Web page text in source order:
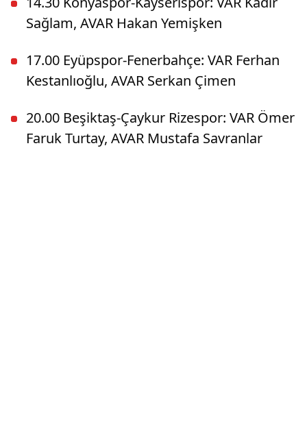
Sağlam, AVAR Hakan Yemişken
17.00 Eyüpspor-Fenerbahçe: VAR Ferhan
Kestanlıoğlu, AVAR Serkan Çimen
20.00 Beşiktaş-Çaykur Rizespor: VAR Ömer
Faruk Turtay, AVAR Mustafa Savranlar